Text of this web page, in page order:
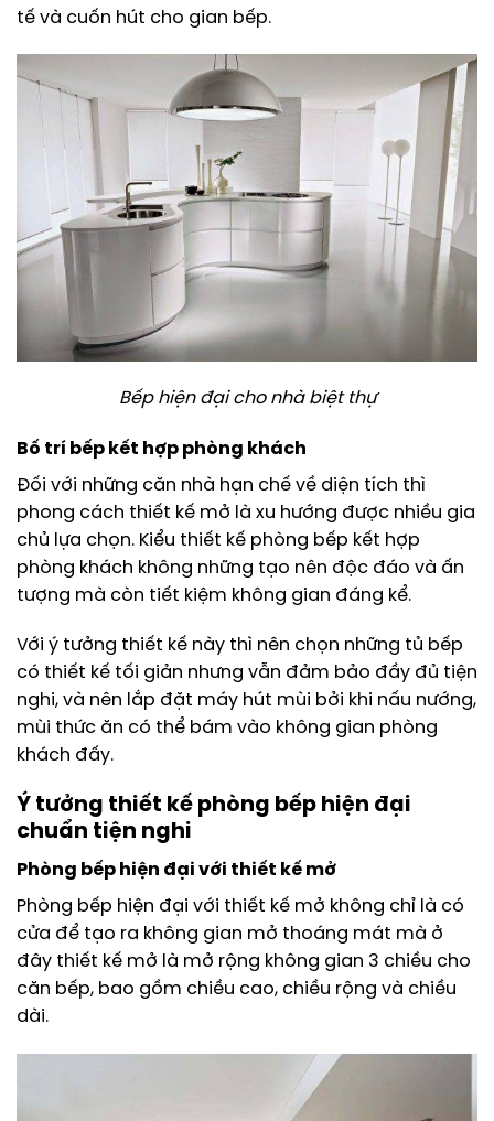
tế và cuốn hút cho gian bếp.
Bếp hiện đại cho nhà biệt thự
Bố trí bếp kết hợp phòng khách
Đối với những căn nhà hạn chế về diện tích thì
phong cách thiết kế mở là xu hướng được nhiều gia
chủ lựa chọn. Kiểu thiết kế phòng bếp kết hợp
phòng khách không những tạo nên độc đáo và ấn
tượng mà còn tiết kiệm không gian đáng kể.
Với ý tưởng thiết kế này thì nên chọn những tủ bếp
có thiết kế tối giản nhưng vẫn đảm bảo đầy đủ tiện
nghi, và nên lắp đặt máy hút mùi bởi khi nấu nướng,
mùi thức ăn có thể bám vào không gian phòng
khách đấy.
Ý tưởng thiết kế phòng bếp hiện đại
chuẩn tiện nghi
Phòng bếp hiện đại với thiết kế mở
Phòng bếp hiện đại với thiết kế mở không chỉ là có
cửa để tạo ra không gian mở thoáng mát mà ở
đây thiết kế mở là mở rộng không gian 3 chiều cho
căn bếp, bao gồm chiều cao, chiều rộng và chiều
dài.